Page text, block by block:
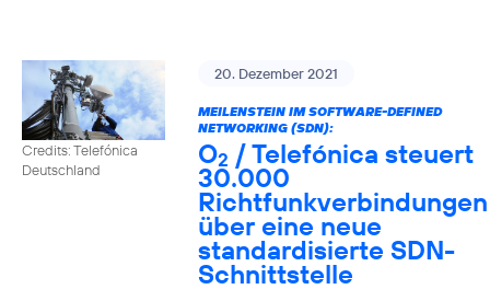
Credits: Telefónica
Deutschland
20. Dezember 2021
MEILENSTEIN IM SOFTWARE-DEFINED
NETWORKING (SDN):
O2 / Telefónica steuert
30.000
Richtfunkverbindungen
über eine neue
standardisierte SDN-
Schnittstelle